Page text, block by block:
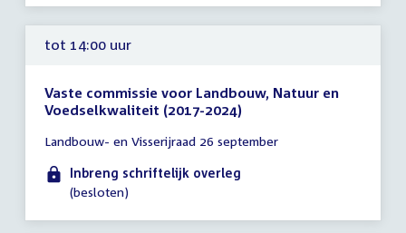
tot 14:00 uur
Vaste commissie voor Landbouw, Natuur en
Voedselkwaliteit (2017-2024)
vergadering
tot
14:00
Landbouw- en Visserijraad 26 september
Inbreng schriftelijk overleg
(besloten)